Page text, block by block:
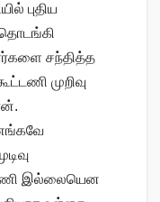
புதிய
தொடங்கி
சந்தித்த
முறிவு
இல்லையென